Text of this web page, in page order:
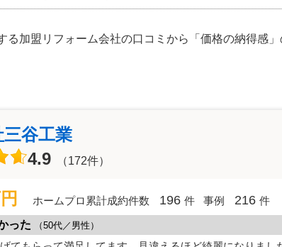
る加盟リフォーム会社の口コミから「価格の納得感
谷工業
4.9
（172件）
ホームプロ累計成約件数 196 件 事例 216 件
った
（50代／男性）